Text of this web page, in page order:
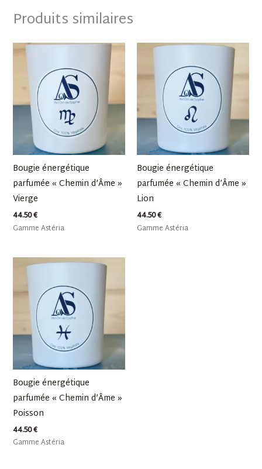
Produits similaires
Bougie énergétique
parfumée « Chemin d’Âme »
Vierge
44.50€
Gamme Astéria
Bougie énergétique
parfumée « Chemin d’Âme »
Lion
44.50€
Gamme Astéria
Bougie énergétique
parfumée « Chemin d’Âme »
Poisson
44.50€
Gamme Astéria